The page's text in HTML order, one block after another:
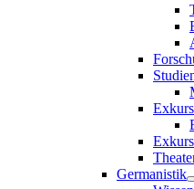
Germanistik